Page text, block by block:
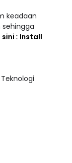
keadaan
sehingga
sini : Install